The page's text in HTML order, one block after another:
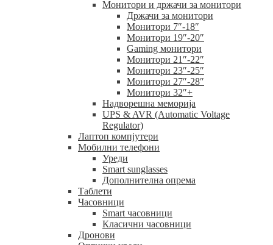
Монитори и држачи за монитори
Држачи за монитори
Монитори 7″-18″
Монитори 19″-20″
Gaming монитори
Монитори 21″-22″
Монитори 23″-25″
Монитори 27″-28″
Монитори 32″+
Надворешна меморија
UPS & AVR (Automatic Voltage
Regulator)
Лаптоп компјутери
Мобилни телефони
Уреди
Smart sunglasses
Дополнителна опрема
Таблети
Часовници
Smart часовници
Класични часовници
Дронови